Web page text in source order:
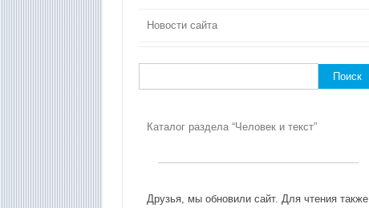
Новости сайта
Каталог раздела “Человек и текст”
Друзья, мы обновили сайт. Для чтения также